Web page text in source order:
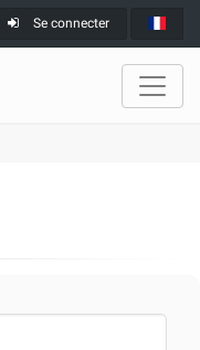
Se connecter